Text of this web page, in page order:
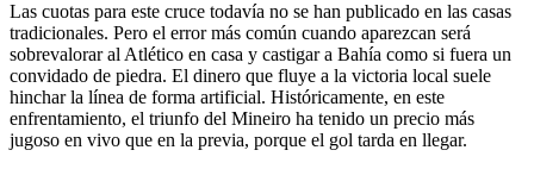
Las cuotas para este cruce todavía no se han publicado en las casas
tradicionales. Pero el error más común cuando aparezcan será
sobrevalorar al Atlético en casa y castigar a Bahía como si fuera un
convidado de piedra. El dinero que fluye a la victoria local suele
hinchar la línea de forma artificial. Históricamente, en este
enfrentamiento, el triunfo del Mineiro ha tenido un precio más
jugoso en vivo que en la previa, porque el gol tarda en llegar.